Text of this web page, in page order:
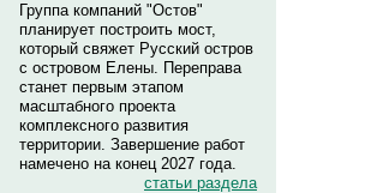
Группа компаний "Остов"
планирует построить мост,
который свяжет Русский остров
с островом Елены. Переправа
станет первым этапом
масштабного проекта
комплексного развития
территории. Завершение работ
намечено на конец 2027 года.
статьи раздела